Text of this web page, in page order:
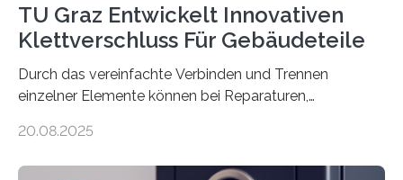
TU Graz Entwickelt Innovativen
Klettverschluss Für Gebäudeteile
Durch das vereinfachte Verbinden und Trennen
einzelner Elemente können bei Reparaturen,
Material und Bauschutt eingespart werden. Ein
20.08.2025